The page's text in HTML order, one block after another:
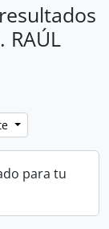
RAÚL
para tu